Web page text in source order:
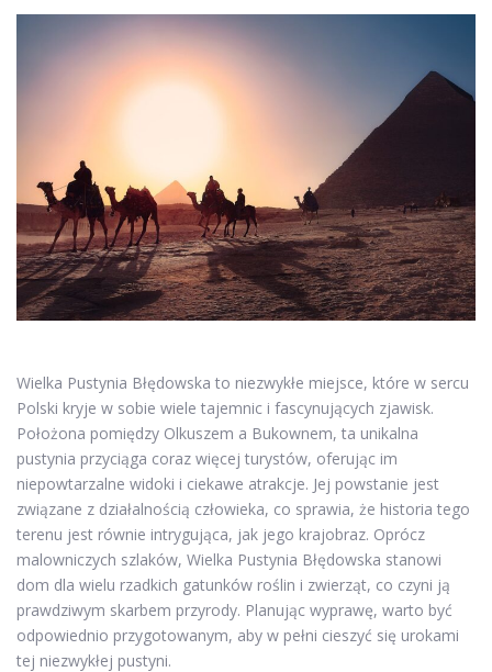
Wielka Pustynia Błędowska to niezwykłe miejsce, które w sercu
Polski kryje w sobie wiele tajemnic i fascynujących zjawisk.
Położona pomiędzy Olkuszem a Bukownem, ta unikalna
pustynia przyciąga coraz więcej turystów, oferując im
niepowtarzalne widoki i ciekawe atrakcje. Jej powstanie jest
związane z działalnością człowieka, co sprawia, że historia tego
terenu jest równie intrygująca, jak jego krajobraz. Oprócz
malowniczych szlaków, Wielka Pustynia Błędowska stanowi
dom dla wielu rzadkich gatunków roślin i zwierząt, co czyni ją
prawdziwym skarbem przyrody. Planując wyprawę, warto być
odpowiednio przygotowanym, aby w pełni cieszyć się urokami
tej niezwykłej pustyni.